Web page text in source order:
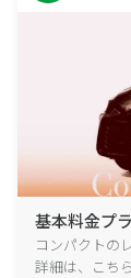
基本料金プ
コンパクトの
詳細は、こち